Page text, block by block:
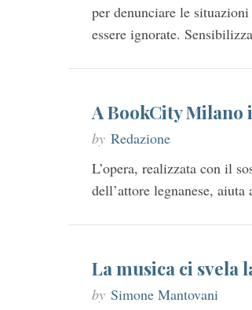
per denunciare le
essere ignorate.
A BookCity Milano
by Redazione
L’opera, realizzata con il
dell’attore legnanese,
La musica ci svela
by Simone Mantovani